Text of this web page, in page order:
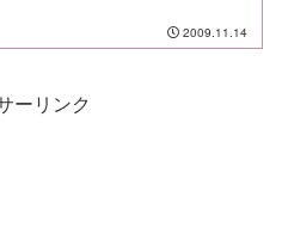
ソーセージｘ１間食：メモ：眠いし
し、走ったし。 もうクタクタだ
2009.11.14
ーリンク